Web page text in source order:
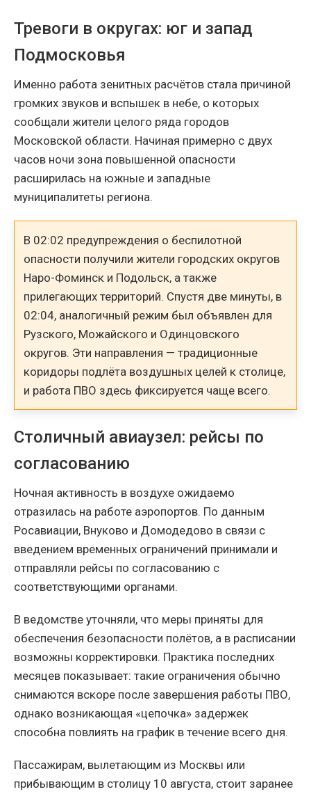
Тревоги в округах: юг и запад
Подмосковья
Именно работа зенитных расчётов стала причиной
громких звуков и вспышек в небе, о которых
сообщали жители целого ряда городов
Московской области. Начиная примерно с двух
часов ночи зона повышенной опасности
расширилась на южные и западные
муниципалитеты региона.
В 02:02 предупреждения о беспилотной
опасности получили жители городских округов
Наро-Фоминск и Подольск, а также
прилегающих территорий. Спустя две минуты, в
02:04, аналогичный режим был объявлен для
Рузского, Можайского и Одинцовского
округов. Эти направления — традиционные
коридоры подлёта воздушных целей к столице,
и работа ПВО здесь фиксируется чаще всего.
Столичный авиаузел: рейсы по
согласованию
Ночная активность в воздухе ожидаемо
отразилась на работе аэропортов. По данным
Росавиации, Внуково и Домодедово в связи с
введением временных ограничений принимали и
отправляли рейсы по согласованию с
соответствующими органами.
В ведомстве уточняли, что меры приняты для
обеспечения безопасности полётов, а в расписании
возможны корректировки. Практика последних
месяцев показывает: такие ограничения обычно
снимаются вскоре после завершения работы ПВО,
однако возникающая «цепочка» задержек
способна повлиять на график в течение всего дня.
Пассажирам, вылетающим из Москвы или
прибывающим в столицу 10 августа, стоит заранее